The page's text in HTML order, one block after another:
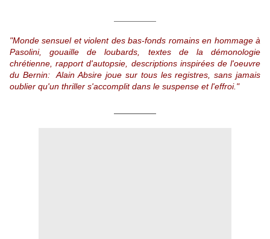
"Monde sensuel et violent des bas-fonds romains en hommage à
Pasolini, gouaille de loubards, textes de la démonologie
chrétienne, rapport d'autopsie, descriptions inspirées de l'oeuvre
du Bernin: Alain Absire joue sur tous les registres, sans jamais
oublier qu'un thriller s'accomplit dans le suspense et l'effroi."